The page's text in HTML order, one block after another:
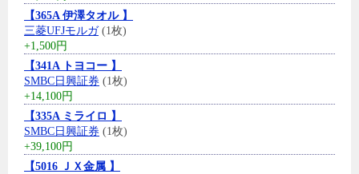
【365A 伊澤タオル 】
三菱UFJモルガ(1枚)
+1,500円
【341A トヨコー 】
SMBC日興証券 (1枚)
+14,100円
【335A ミライロ 】
SMBC日興証券 (1枚)
+39,100円
【5016 ＪＸ金属 】